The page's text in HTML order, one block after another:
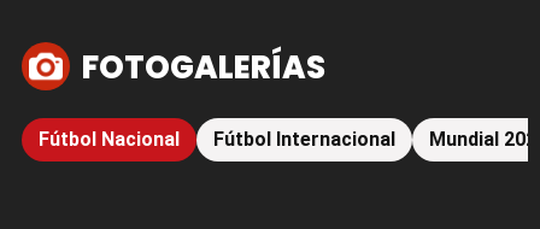
FOTOGALERÍAS
Fútbol Nacional Fútbol Internacional Mundial